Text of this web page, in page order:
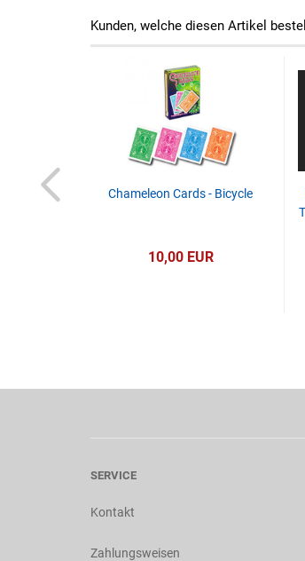
Kunden, welche diesen Artikel
Chameleon Cards - Bicycle
10,00 EUR
SERVICE
Kontakt
Zahlungsweisen